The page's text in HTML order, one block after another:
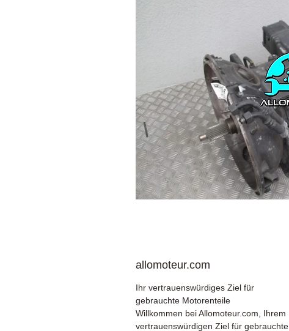
allomoteur.com
Ihr vertrauenswürdiges Ziel für
gebrauchte Motorenteile
Willkommen bei Allomoteur.com, Ihrem
vertrauenswürdigen Ziel für gebrauchte